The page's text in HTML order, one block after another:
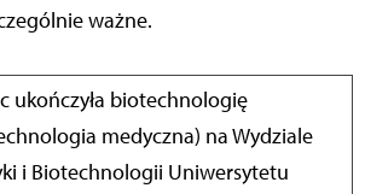
ważne.
ukończyła biotechnologię
medyczna) na Wydziale
i Biotechnologii Uniwersytetu